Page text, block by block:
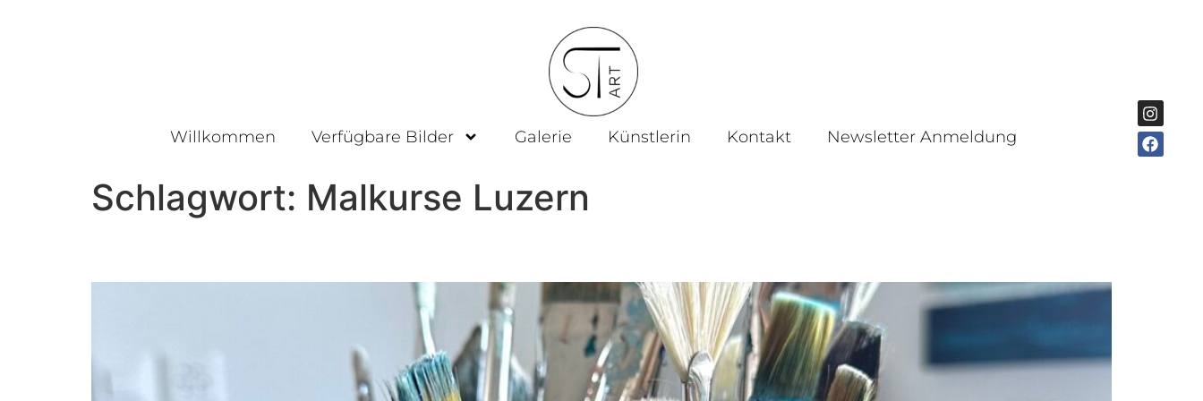
Willkommen Verfügbare Bilder Galerie Künstlerin Kontakt Newsletter Anmeldung
Schlagwort: Malkurse Luzern